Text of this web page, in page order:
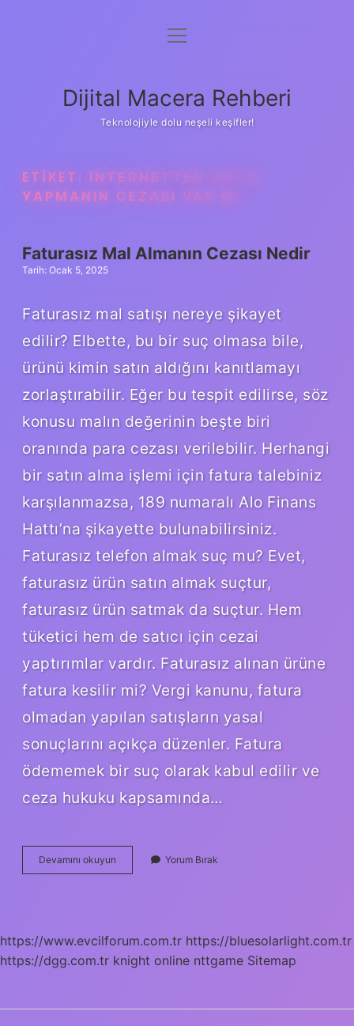
Anasayfa
Yasal Uyarı
menüyü
Dijital Macera Rehberi
Teknolojiyle dolu neşeli keşifler!
ETIKET: İNTERNETTEN SATIŞ
YAPMANIN CEZASI VAR MI
Faturasız Mal Almanın Cezası Nedir
Tarih: Ocak 5, 2025
Faturasız mal satışı nereye şikayet
edilir? Elbette, bu bir suç olmasa bile,
ürünü kimin satın aldığını kanıtlamayı
zorlaştırabilir. Eğer bu tespit edilirse, söz
konusu malın değerinin beşte biri
oranında para cezası verilebilir. Herhangi
bir satın alma işlemi için fatura talebiniz
karşılanmazsa, 189 numaralı Alo Finans
Hattı’na şikayette bulunabilirsiniz.
Faturasız telefon almak suç mu? Evet,
faturasız ürün satın almak suçtur,
faturasız ürün satmak da suçtur. Hem
tüketici hem de satıcı için cezai
yaptırımlar vardır. Faturasız alınan ürüne
fatura kesilir mi? Vergi kanunu, fatura
olmadan yapılan satışların yasal
sonuçlarını açıkça düzenler. Fatura
ödememek bir suç olarak kabul edilir ve
ceza hukuku kapsamında…
Devamını okuyun Faturasız
Mal
Yorum Bırak
https://www.evcilforum.com.tr https://bluesolarlight.com.tr
https://dgg.com.tr knight online nttgame Sitemap